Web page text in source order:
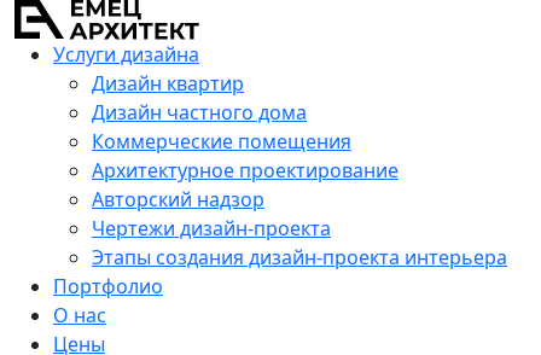
Услуги дизайна
Дизайн квартир
Дизайн частного дома
Коммерческие помещения
Архитектурное проектирование
Авторский надзор
Чертежи дизайн-проекта
Этапы создания дизайн-проекта интерьера
Портфолио
О нас
Цены